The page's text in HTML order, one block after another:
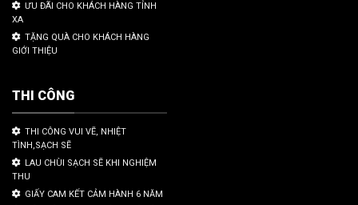
ƯU ĐÃI CHO KHÁCH HÀNG TỈNH
XA
TẶNG QUÀ CHO KHÁCH HÀNG
GIỚI THIỆU
THI CÔNG
THI CÔNG VUI VẼ, NHIỆT
TÌNH,SẠCH SẼ
LAU CHÙI SẠCH SẼ KHI NGHIỆM
THU
GIẤY CAM KẾT CẢM HÀNH 6 NĂM